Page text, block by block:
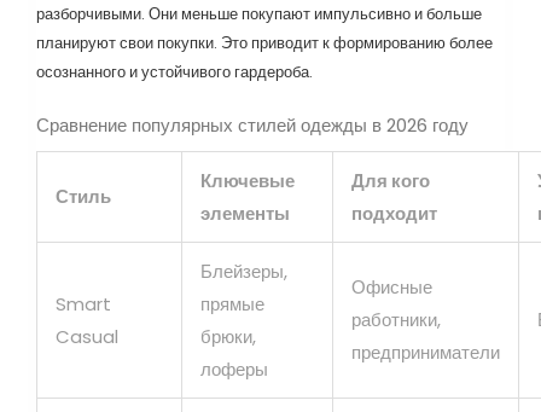
разборчивыми. Они меньше покупают импульсивно и больше
планируют свои покупки. Это приводит к формированию более
осознанного и устойчивого гардероба.
Сравнение популярных стилей одежды в 2026 году
Стиль
Ключевые
элементы
Для кого
подходит
Smart
Casual
Блейзеры,
прямые
брюки,
лоферы
Офисные
работники,
предприниматели